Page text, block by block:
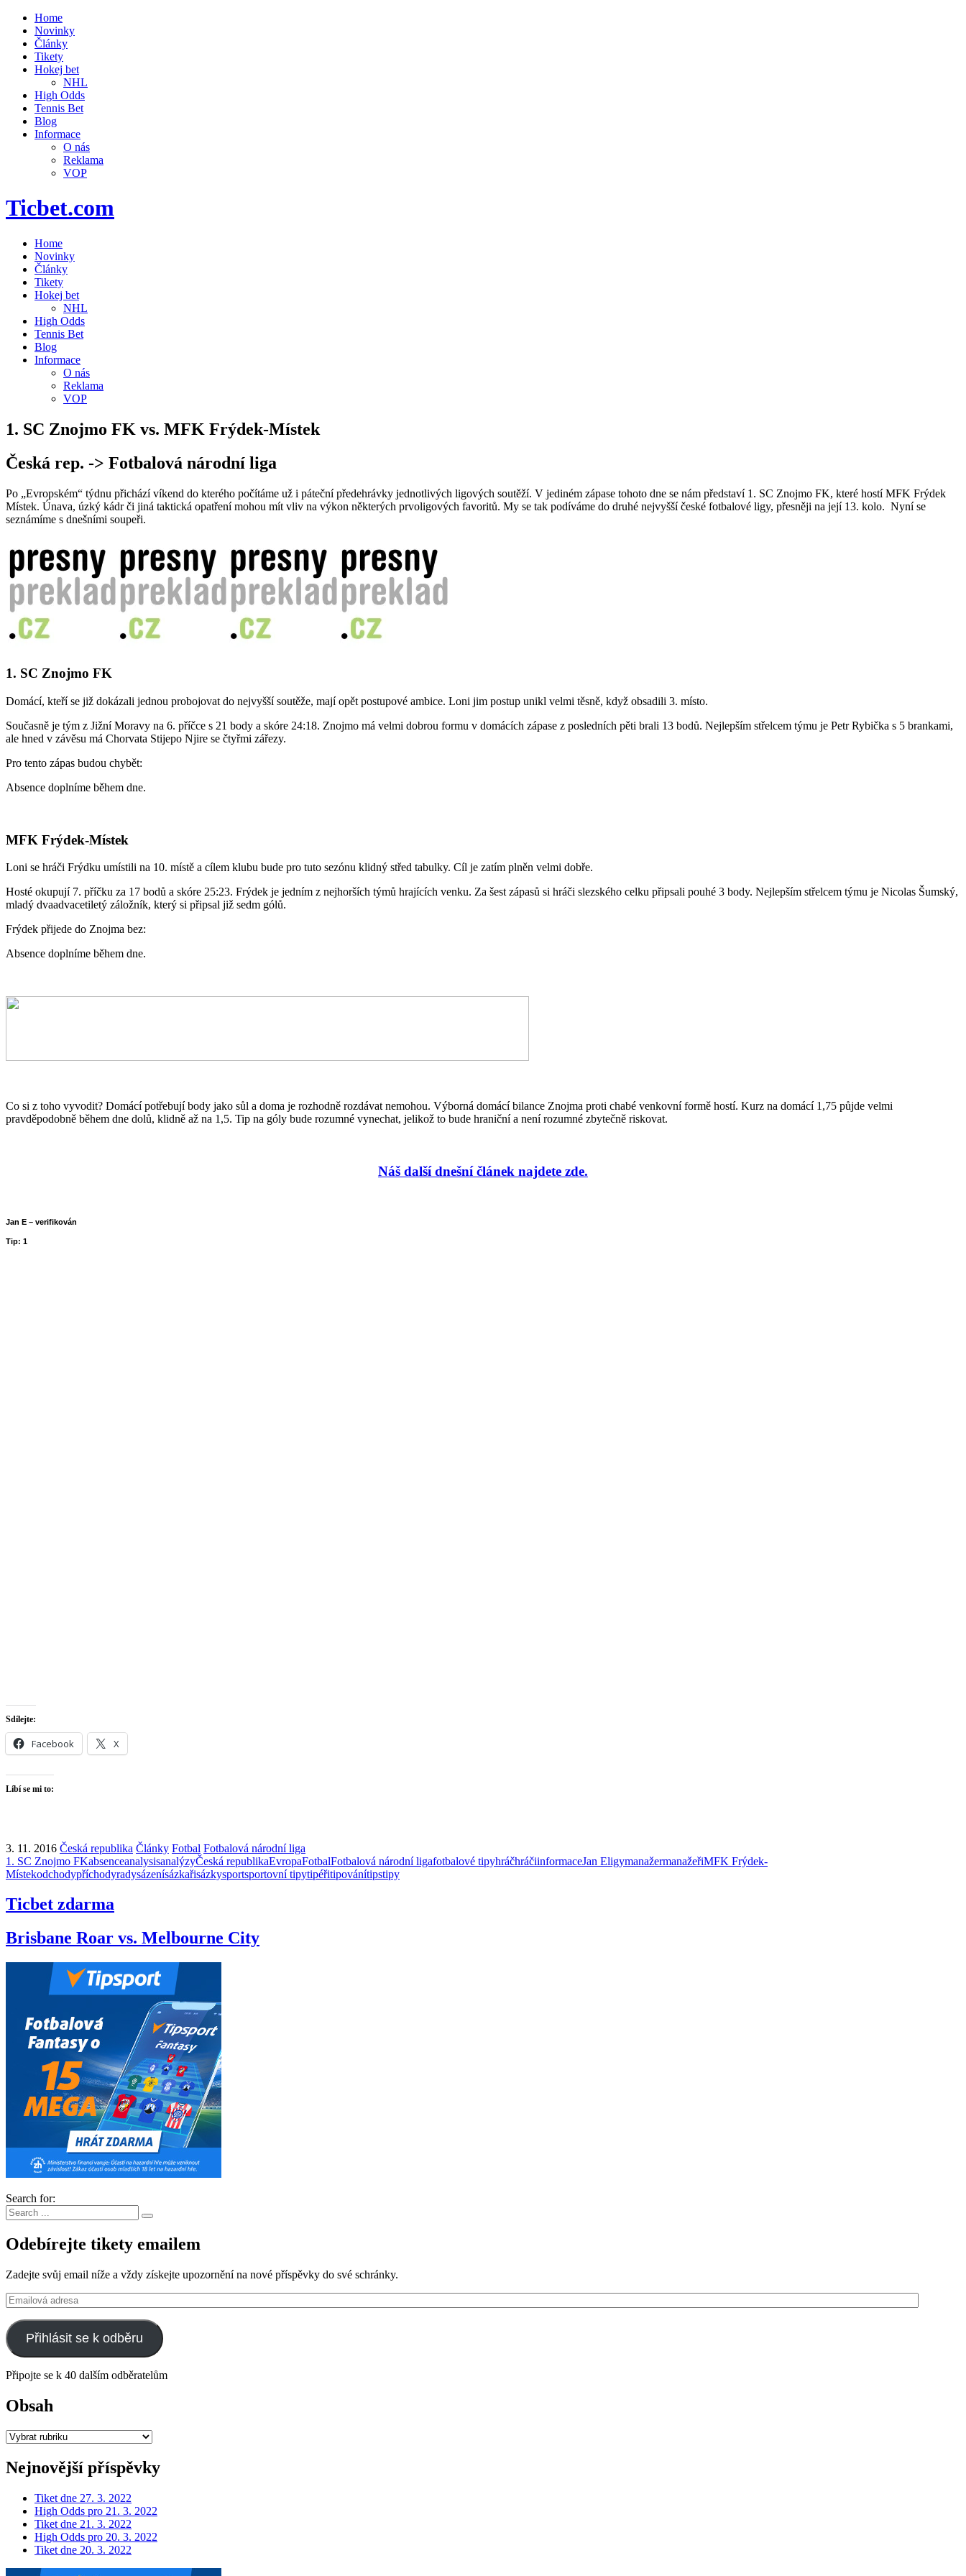
Home
Novinky
Články
Tikety
Hokej bet
NHL
High Odds
Tennis Bet
Blog
Informace
O nás
Reklama
VOP
Ticbet.com
Home
Novinky
Články
Tikety
Hokej bet
NHL
High Odds
Tennis Bet
Blog
Informace
O nás
Reklama
VOP
1. SC Znojmo FK vs. MFK Frýdek-Místek
Česká rep. -> Fotbalová národní liga
Po „Evropském“ týdnu přichází víkend do kterého počítáme už i páteční předehrávky jednotlivých ligových soutěží. V jediném zápase tohoto dne se nám představí 1. SC Znojmo FK, které hostí MFK Frýdek
Místek. Únava, úzký kádr či jiná taktická opatření mohou mít vliv na výkon některých prvoligových favoritů. My se tak podíváme do druhé nejvyšší české fotbalové ligy, přesněji na její 13. kolo. Nyní se
seznámíme s dnešními soupeři.
1. SC Znojmo FK
Domácí, kteří se již dokázali jednou probojovat do nejvyšší soutěže, mají opět postupové ambice. Loni jim postup unikl velmi těsně, když obsadili 3. místo.
Současně je tým z Jižní Moravy na 6. příčce s 21 body a skóre 24:18. Znojmo má velmi dobrou formu v domácích zápase z posledních pěti brali 13 bodů. Nejlepším střelcem týmu je Petr Rybička s 5 brankami,
ale hned v závěsu má Chorvata Stijepo Njire se čtyřmi zářezy.
Pro tento zápas budou chybět:
Absence doplníme během dne.
MFK Frýdek-Místek
Loni se hráči Frýdku umístili na 10. místě a cílem klubu bude pro tuto sezónu klidný střed tabulky. Cíl je zatím plněn velmi dobře.
Hosté okupují 7. příčku za 17 bodů a skóre 25:23. Frýdek je jedním z nejhorších týmů hrajících venku. Za šest zápasů si hráči slezského celku připsali pouhé 3 body. Nejlepším střelcem týmu je Nicolas Šumský,
mladý dvaadvacetiletý záložník, který si připsal již sedm gólů.
Frýdek přijede do Znojma bez:
Absence doplníme během dne.
Co si z toho vyvodit? Domácí potřebují body jako sůl a doma je rozhodně rozdávat nemohou. Výborná domácí bilance Znojma proti chabé venkovní formě hostí. Kurz na domácí 1,75 půjde velmi
pravděpodobně během dne dolů, klidně až na 1,5. Tip na góly bude rozumné vynechat, jelikož to bude hraniční a není rozumné zbytečně riskovat.
Náš další dnešní článek najdete zde.
Jan E – verifikován
Tip: 1
Sdílejte:
Facebook X
Líbí se mi to:
3. 11. 2016 Česká republika Články Fotbal Fotbalová národní liga
1. SC Znojmo FKabsenceanalysisanalýzyČeská republikaEvropaFotbalFotbalová národní ligafotbalové tipyhráčhráčiinformaceJan EligymanažermanažeřiMFK Frýdek-
Místekodchodypříchodyradysázenísázkařisázkysportsportovní tipytipéřitipovánítipstipy
Ticbet zdarma
Brisbane Roar vs. Melbourne City
Search for:
Odebírejte tikety emailem
Zadejte svůj email níže a vždy získejte upozornění na nové příspěvky do své schránky.
Emailová
adresa
Přihlásit se k odběru
Připojte se k 40 dalším odběratelům
Obsah
Obsah
Nejnovější příspěvky
Tiket dne 27. 3. 2022
High Odds pro 21. 3. 2022
Tiket dne 21. 3. 2022
High Odds pro 20. 3. 2022
Tiket dne 20. 3. 2022